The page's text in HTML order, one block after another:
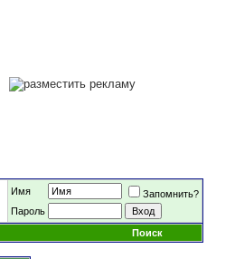
Имя
Запомнить?
Пароль
Поиск